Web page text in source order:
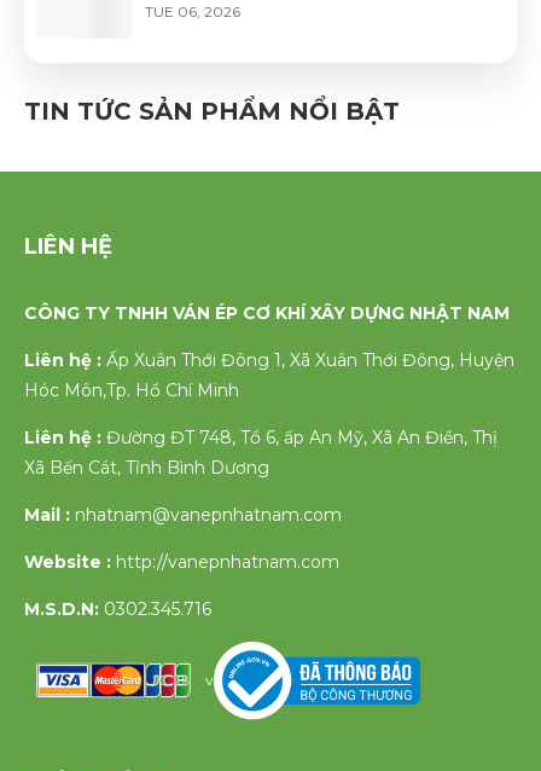
TUE 06, 2026
CAO CẤP – VẺ ĐẸP TỰ NHIÊN, ĐỘ BỀN
VƯỢT TRỘI
TIN TỨC SẢN PHẨM NỔI BẬT
LIÊN HỆ
CÔNG TY TNHH VÁN ÉP CƠ KHÍ XÂY DỰNG NHẬT NAM
Liên hệ : Ấp Xuân Thới Đông 1, Xã Xuân Thới Đông, Huyện
Hóc Môn,Tp. Hồ Chí Minh
Liên hệ : Đường ĐT 748, Tổ 6, ấp An Mỹ, Xã An Điền, Thị
Xã Bến Cát, Tỉnh Bình Dương
Mail : nhatnam@vanepnhatnam.com
Website : http://vanepnhatnam.com
M.S.D.N: 0302.345.716
v